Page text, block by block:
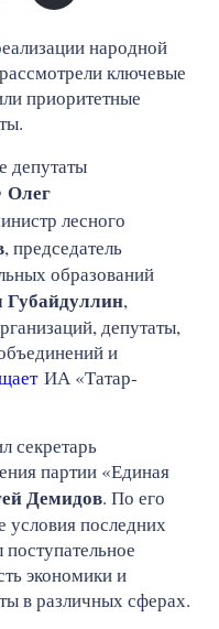
народной
ключевые
приоритетные
депутаты
Олег
лесного
, председатель
образований
Губайдуллин,
депутаты,
и
ИА «Татар-
секретарь
партии «Единая
Демидов. По его
условия последних
экономики и
в различных сферах.